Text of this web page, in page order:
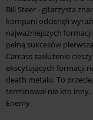
Bill Steer - gitarzysta
kompani odcisnęli
najważniejszych
pełną sukcesów
Carcass zasłużenie
ekscytujących formacji
death metalu. To
terminował nie kto
Enemy.